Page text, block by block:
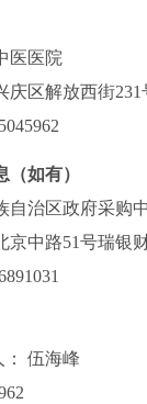
医院
区解放西街231
如有）
治区政府采购
路51号瑞银财
伍海峰